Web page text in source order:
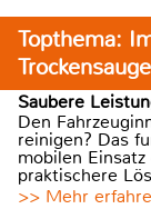
Topthema:
Saubere
Den
reinigen? Das
mobilen
praktischere
>> Mehr